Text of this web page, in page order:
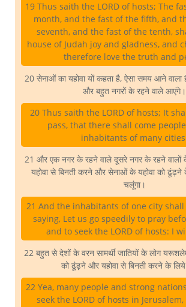
19 Thus saith the LORD of hosts; The
month, and the fast of the fifth, and
seventh, and the fast of the tenth,
house of Judah joy and gladness, and
therefore love the truth and
20 सेनाओं का यहोवा यों कहता है, ऐसा समय आने
और बहुत नगरों के रहने वाले आएंगे।
20 Thus saith the LORD of hosts; It
pass, that there shall come
inhabitants of many
21 और एक नगर के रहने वाले दूसरे नगर के रहने वालों
यहोवा से बिनती करने और सेनाओं के यहोवा को ढूंढ़ने
चलूंगा।
21 And the inhabitants of one city
saying, Let us go speedily to pray
and to seek the LORD of hosts: I
22 बहुत से देशों के वरन सामर्थी जातियों के लोग
को ढूंढ़ने और यहोवा से बिनती करने के
22 Yea, many people and strong
seek the LORD of hosts in